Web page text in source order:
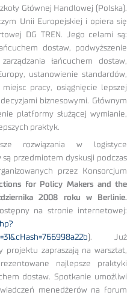
Głównej Handlowej (Polska).
Unii Europejskiej i opiera się
DG TREN. Jego celami są:
dostaw, podwyższenie
łańcuchem dostaw,
ustanowienie standardów,
pracy, osiągnięcie lepszej
biznesowymi. Głównym
platformy służącej wymianie,
praktyk.
rozwiązania w logistyce
są przedmiotem dyskusji podczas
przez Konsorcjum
for Policy Makers and the
2008 roku w Berlinie.
na stronie internetowej:
). Już
zapraszają na warsztat,
najlepsze praktyki
dostaw. Spotkanie umożliwi
menedżerów na forum